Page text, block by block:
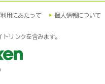
用にあたって 個人情報について
リンクを含みます。